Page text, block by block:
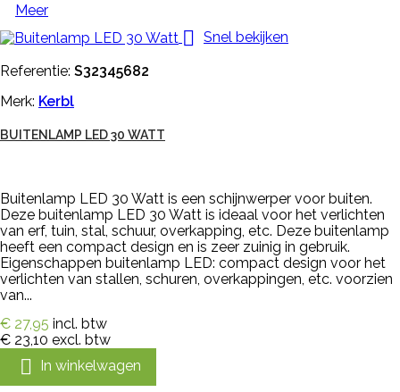
Meer
 Snel bekijken
Referentie: S32345682
Merk: Kerbl
BUITENLAMP LED 30 WATT
Buitenlamp LED 30 Watt is een schijnwerper voor buiten.
Deze buitenlamp LED 30 Watt is ideaal voor het verlichten
van erf, tuin, stal, schuur, overkapping, etc. Deze buitenlamp
heeft een compact design en is zeer zuinig in gebruik.
Eigenschappen buitenlamp LED: compact design voor het
verlichten van stallen, schuren, overkappingen, etc. voorzien
van...
€ 27,95 incl. btw
€ 23,10 excl. btw
 In winkelwagen